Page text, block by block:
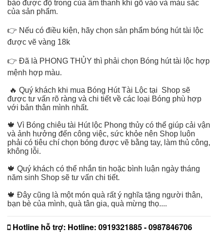
bảo được độ trong của âm thanh khi gõ vào và màu sắc
của sản phẩm.
👉 Nếu có điều kiện, hãy chọn sản phẩm bóng hút tài lộc
được vẽ vàng 18k
👉 Đã là PHONG THỦY thì phải chọn Bóng hút tài lộc hợp
mệnh hợp màu.
🔥 Quý khách khi mua Bóng Hút Tài Lộc tại Shop sẽ
được tư vấn rõ ràng và chi tiết về các loại Bóng phù hợp
với bản thân mình nhất.
🍁 Vì Bóng chiêu tài Hút lộc Phong thủy có thể giúp cải vận
và ảnh hưởng đến công việc, sức khỏe nên Shop luôn
phải có tiêu chí chọn bóng được vẽ bằng tay, làm thủ công,
không lỗi.
🍁 Quý khách có thể nhắn tin hoặc bình luận ngày tháng
năm sinh Shop sẽ tư vấn chi tiết.
🍁 Đây cũng là một món quà rất ý nghĩa tặng người thân,
bạn bè của mình, quà tân gia, quà mừng thọ....
Hotline hỗ trợ: Hotline: 0919321885 - 0987846706